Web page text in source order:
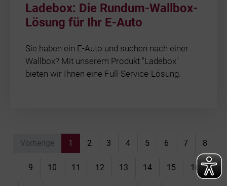
Ladebox: Die Rundum-Wallbox-
Lösung für Ihr E-Auto
Sie haben ein E-Auto und suchen nach einer
Wallbox? Mit unserem Produkt "Ladebox"
bieten wir Ihnen eine Full-Service-Lösung.
Vorherige 1 2 3 4 5 6 7 8
9 10 11 12 13 14 15 16